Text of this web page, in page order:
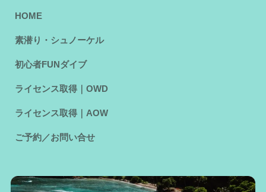
HOME
素潜り・シュノーケル
初心者FUNダイブ
ライセンス取得｜OWD
ライセンス取得｜AOW
ご予約／お問い合せ